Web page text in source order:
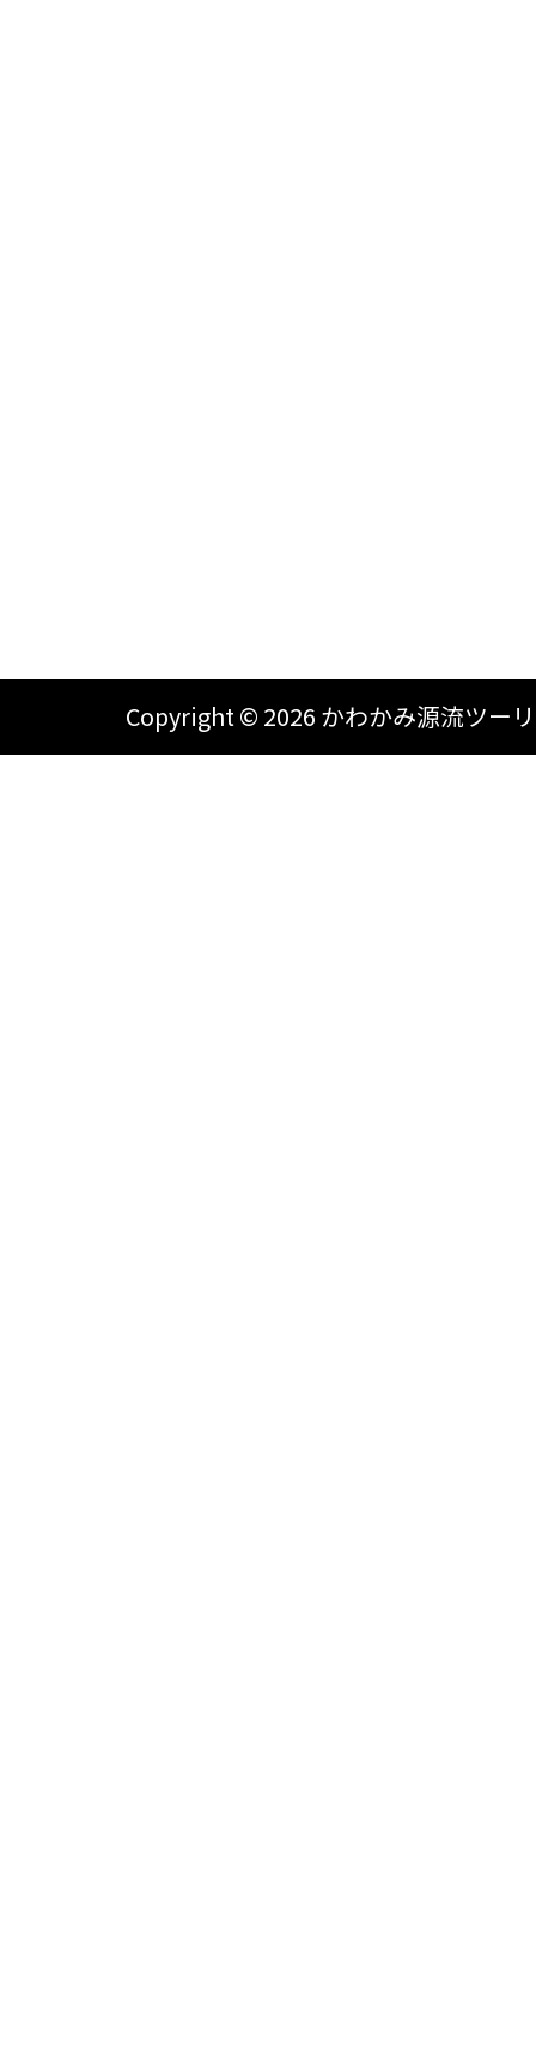
Copyright © 2026 かわかみ源流ツー